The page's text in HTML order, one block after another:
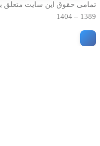
تمامی حقوق این سایت متعلق
1389 – 1404